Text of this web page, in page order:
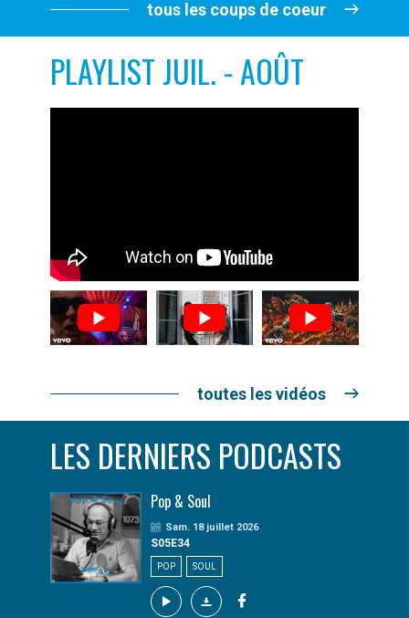
tous les coups de coeur
PLAYLIST JUIL. - AOÛT
toutes les vidéos
LES DERNIERS PODCASTS
Pop & Soul
Sam. 18 juillet 2026
S05E34
POP SOUL